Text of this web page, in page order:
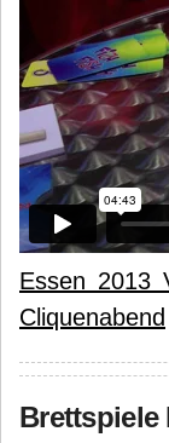
Essen 2013
Cliquenabend
Brettspiele